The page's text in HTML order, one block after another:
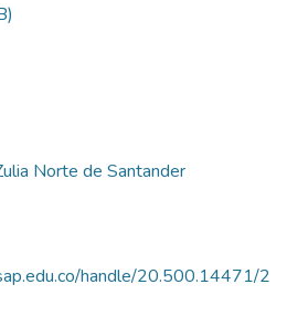
Norte de Santander
handle/20.500.14471/2